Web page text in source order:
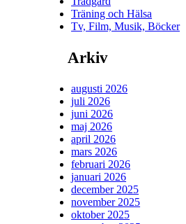
Träning och Hälsa
Tv, Film, Musik, Böcker
Arkiv
augusti 2026
juli 2026
juni 2026
maj 2026
april 2026
mars 2026
februari 2026
januari 2026
december 2025
november 2025
oktober 2025